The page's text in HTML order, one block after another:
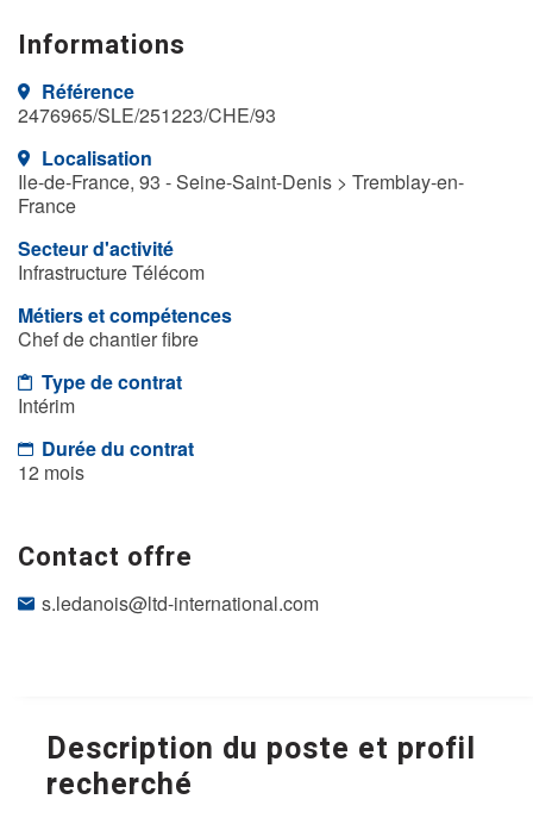
Informations
Référence
2476965/SLE/251223/CHE/93
Localisation
Ile-de-France, 93 - Seine-Saint-Denis > Tremblay-en-
France
Secteur d'activité
Infrastructure Télécom
Métiers et compétences
Chef de chantier fibre
Type de contrat
Intérim
Durée du contrat
12 mois
Contact offre
s.ledanois@ltd-international.com
Description du poste et profil
recherché